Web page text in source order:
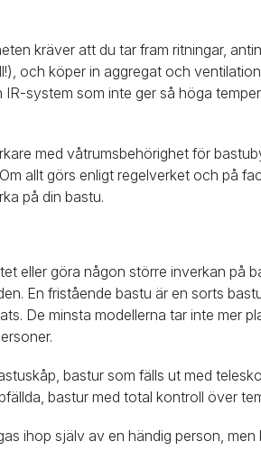
kräver att du tar fram ritningar,
och köper in aggregat och
system som inte ger så höga
med våtrumsbehörighet för
allt görs enligt regelverket och på
på din bastu.
eller göra någon större inverkan på
En fristående bastu är en sorts
De minsta modellerna tar inte mer
bastur som fälls ut med
bastur med total kontroll över
ihop själv av en händig person,